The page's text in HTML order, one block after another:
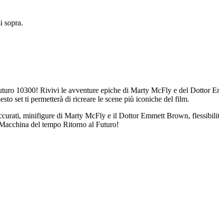
sopra.
10300! Rivivi le avventure epiche di Marty McFly e del Dottor
set ti permetterà di ricreare le scene più iconiche del film.
minifigure di Marty McFly e il Dottor Emmett Brown,
del tempo Ritorno al Futuro!